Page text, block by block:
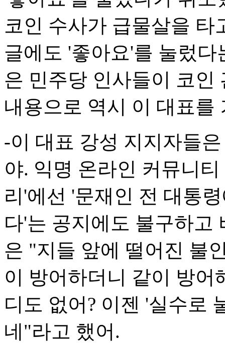
코인 수사가 급물살을 타
글에도 '좋아요'를 눌렀
은 민주당 인사들이 코인
내용으로 역시 이 대표를
-이 대표 강성 지지자들
야. 익명 온라인 커뮤니
리'에선 '문재인 전 대통
다'는 공지에도 불구하고
은 "지들 앞에 떨어진 불
이 방어하더니 같이 방어
디도 없어? 이젠 '실수로
네"라고 했어.